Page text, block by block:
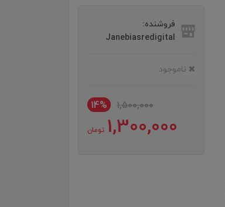
فروشنده:
Janebiasredigital
ناموجود
1,500,000
14%
1,300,000 تومان